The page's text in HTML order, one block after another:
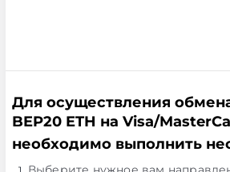
Для осуществления
BEP20 ETH на Visa/
необходимо выполнить